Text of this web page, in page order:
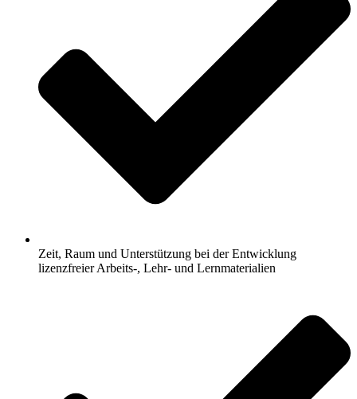
Zeit, Raum und Unterstützung bei der Entwicklung
lizenzfreier Arbeits-, Lehr- und Lernmaterialien